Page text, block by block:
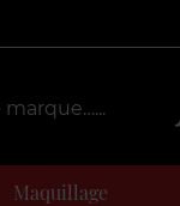
Maquillage